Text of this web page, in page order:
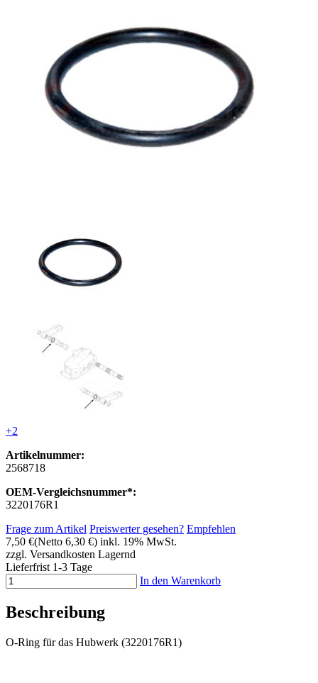
+2
Artikelnummer:
2568718
OEM-Vergleichsnummer*:
3220176R1
Frage zum Artikel Preiswerter gesehen? Empfehlen
7,50 €(Netto 6,30 €) inkl. 19% MwSt.
zzgl. Versandkosten Lagernd
Lieferfrist 1-3 Tage
In den Warenkorb
Beschreibung
O-Ring für das Hubwerk (3220176R1)